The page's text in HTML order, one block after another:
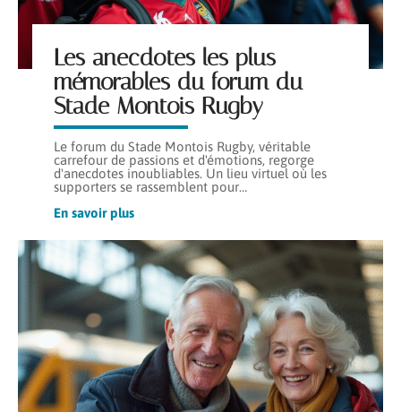
Les anecdotes les plus
mémorables du forum du
Stade Montois Rugby
Le forum du Stade Montois Rugby, véritable
carrefour de passions et d'émotions, regorge
d'anecdotes inoubliables. Un lieu virtuel où les
supporters se rassemblent pour…
En savoir plus